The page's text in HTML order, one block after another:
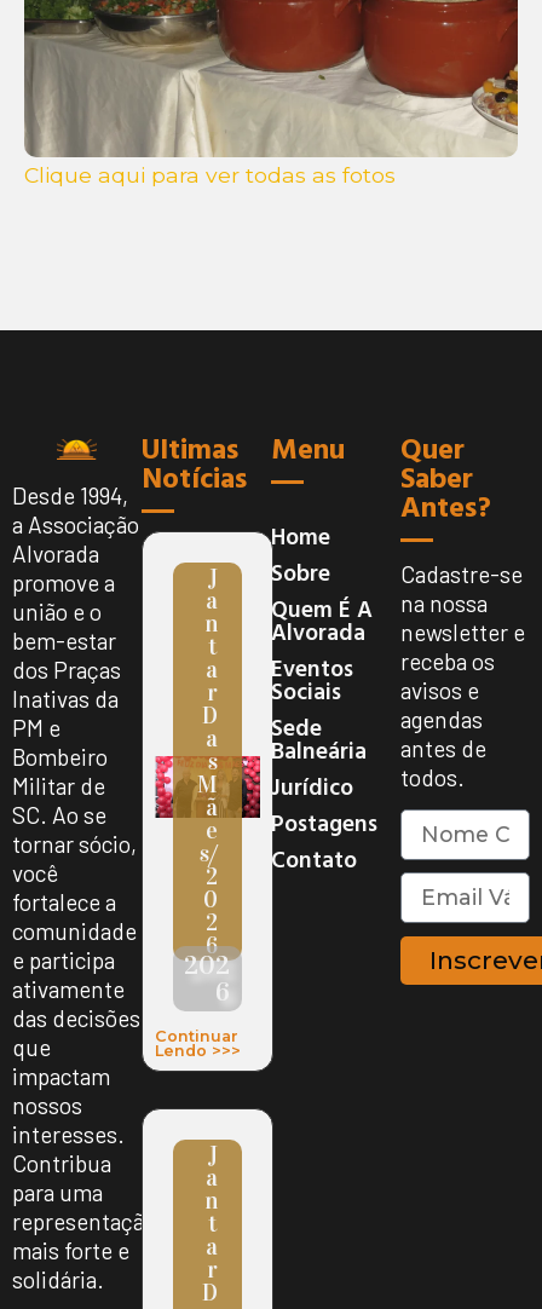
Clique aqui para ver todas as fotos
Desde 1994,
a Associação
Alvorada
promove a
união e o
bem-estar
dos Praças
Inativas da
PM e
Bombeiro
Militar de
SC. Ao se
tornar sócio,
você
fortalece a
comunidade
e participa
ativamente
das decisões
que
impactam
nossos
interesses.
Contribua
para uma
representação
mais forte e
solidária.
Ultimas
Notícias
J
A
N
T
A
R
D
A
S
M
Ã
E
S/
2
0
2
6
202
6
Continuar
Lendo >>>
J
A
N
T
A
R
D
Menu
Home
Sobre
Quem É A
Alvorada
Eventos
Sociais
Sede
Balneária
Jurídico
Postagens
Contato
Quer
Saber
Antes?
Cadastre-se
na nossa
newsletter e
receba os
avisos e
agendas
antes de
todos.